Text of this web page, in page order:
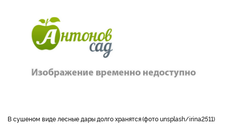
В сушеном виде лесные дары долго хранятся фото unsplash/irina2511